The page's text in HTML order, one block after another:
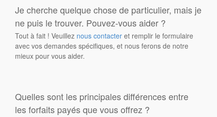
Je cherche quelque chose de particulier, mais je
ne puis le trouver. Pouvez-vous aider ?
Tout à fait ! Veuillez nous contacter et remplir le formulaire
avec vos demandes spécifiques, et nous ferons de notre
mieux pour vous aider.
Quelles sont les principales différences entre
les forfaits payés que vous offrez ?